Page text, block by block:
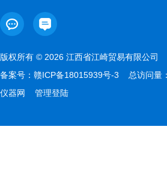
版权所有 © 2026 江西省江崎贸易有限公司
备案号： 赣ICP备18015939号-3 总访问量
仪器网
管理登陆